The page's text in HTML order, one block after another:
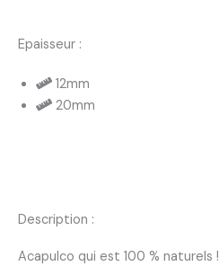
Epaisseur :
12mm
20mm
Description :
Acapulco qui est 100 % naturels !